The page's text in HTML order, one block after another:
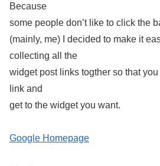
Because
some people don’t like to click the
(mainly, me) I decided to make it
collecting all the
widget post links togther so that
link and
get to the widget you want.
Google Homepage